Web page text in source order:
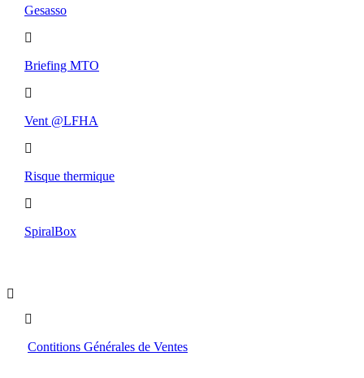
Gesasso
Briefing MTO
Vent @LFHA
Risque thermique
SpiralBox
Contitions Générales de Ventes